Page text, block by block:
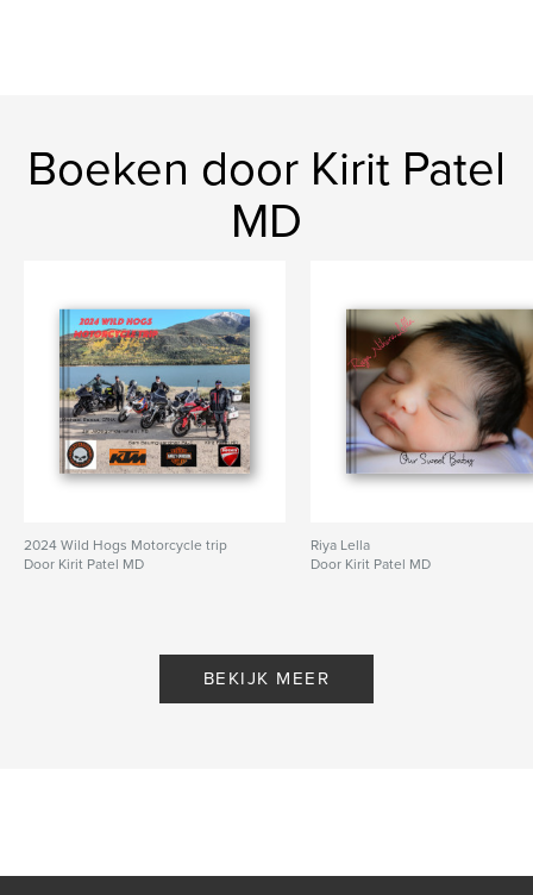
Boeken door Kirit Patel
MD
2024 Wild Hogs Motorcycle trip
Door Kirit Patel MD
Riya Lella
Door Kirit Patel MD
BEKIJK MEER